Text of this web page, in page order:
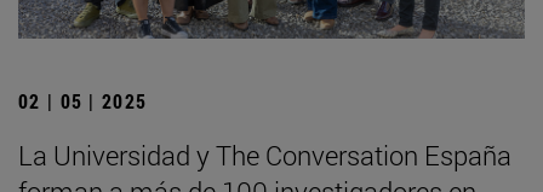
02 | 05 | 2025
La Universidad y The Conversation España